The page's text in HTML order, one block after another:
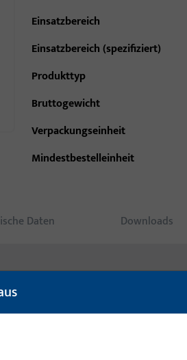
Einsatzbereich
Einsatzbereich (spezifiziert)
Produkttyp
Bruttogewicht
Verpackungseinheit
Mindestbestelleinheit
Daten Downloads